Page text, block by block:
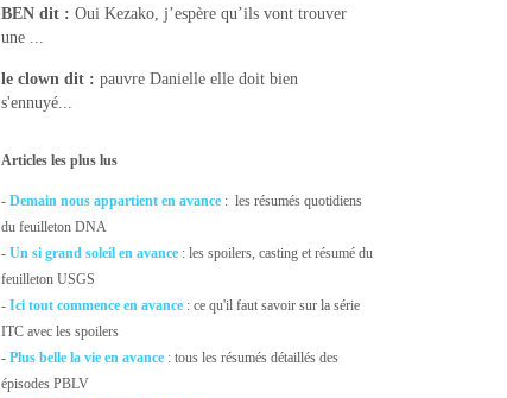
BEN dit : Oui Kezako, j’espère qu’ils vont trouver
une ...
le clown dit : pauvre Danielle elle doit bien
s'ennuyé...
Articles les plus lus
-Demain nous appartient en avance : les résumés quotidiens
du feuilleton DNA
-Un si grand soleil en avance : les spoilers, casting et résumé du
feuilleton USGS
-Ici tout commence en avance : ce qu'il faut savoir sur la série
ITC avec les spoilers
- Plus belle la vie en avance : tous les résumés détaillés des
épisodes PBLV